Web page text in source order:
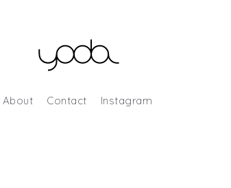
About Contact Instagram